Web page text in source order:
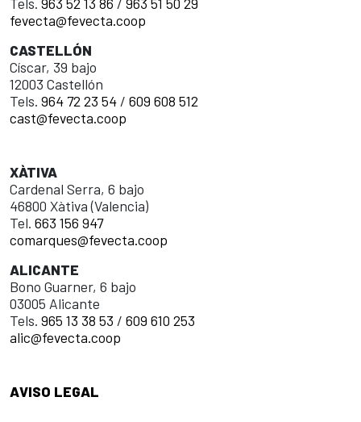
fevecta@fevecta.coop
CASTELLÓN
Císcar, 39 bajo
12003 Castellón
Tels. 964 72 23 54 / 609 608 512
cast@fevecta.coop
XÀTIVA
Cardenal Serra, 6 bajo
46800 Xàtiva (Valencia)
Tel. 663 156 947
comarques@fevecta.coop
ALICANTE
Bono Guarner, 6 bajo
03005 Alicante
Tels. 965 13 38 53 / 609 610 253
alic@fevecta.coop
AVISO LEGAL